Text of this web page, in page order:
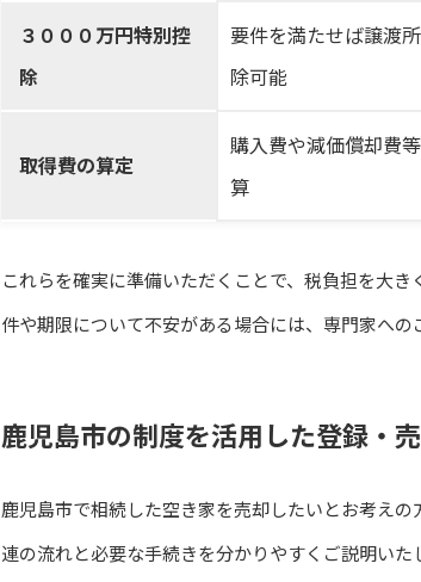
３０００万円特別控
除
要件を満たせば譲渡
除可能
取得費の算定
購入費や減価償却費
算
これらを確実に準備いただくことで、税負担を大
件や期限について不安がある場合には、専門家への
鹿児島市の制度を活用した登録・
鹿児島市で相続した空き家を売却したいとお考え
連の流れと必要な手続きを分かりやすくご説明いた